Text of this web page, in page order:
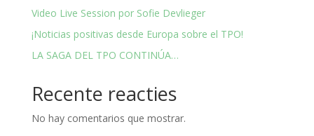
Video Live Session por Sofie Devlieger
¡Noticias positivas desde Europa sobre el TPO!
LA SAGA DEL TPO CONTINÚA…
Recente reacties
No hay comentarios que mostrar.